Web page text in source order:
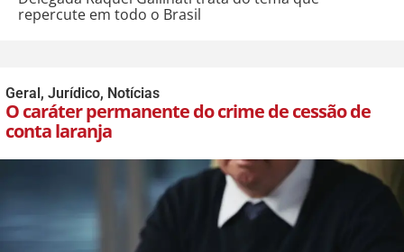
repercute em todo o Brasil
Geral , Jurídico, Notícias
O caráter permanente do crime de cessão de
conta laranja